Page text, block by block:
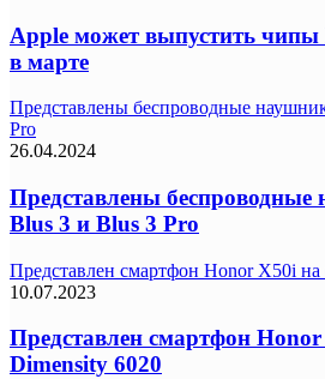
Apple может выпустить
в марте
Представлены беспроводные
Pro
26.04.2024
Представлены
Blus 3 и Blus 3 Pro
Представлен смартфон Honor X50i на
10.07.2023
Представлен смартфон Honor
Dimensity 6020